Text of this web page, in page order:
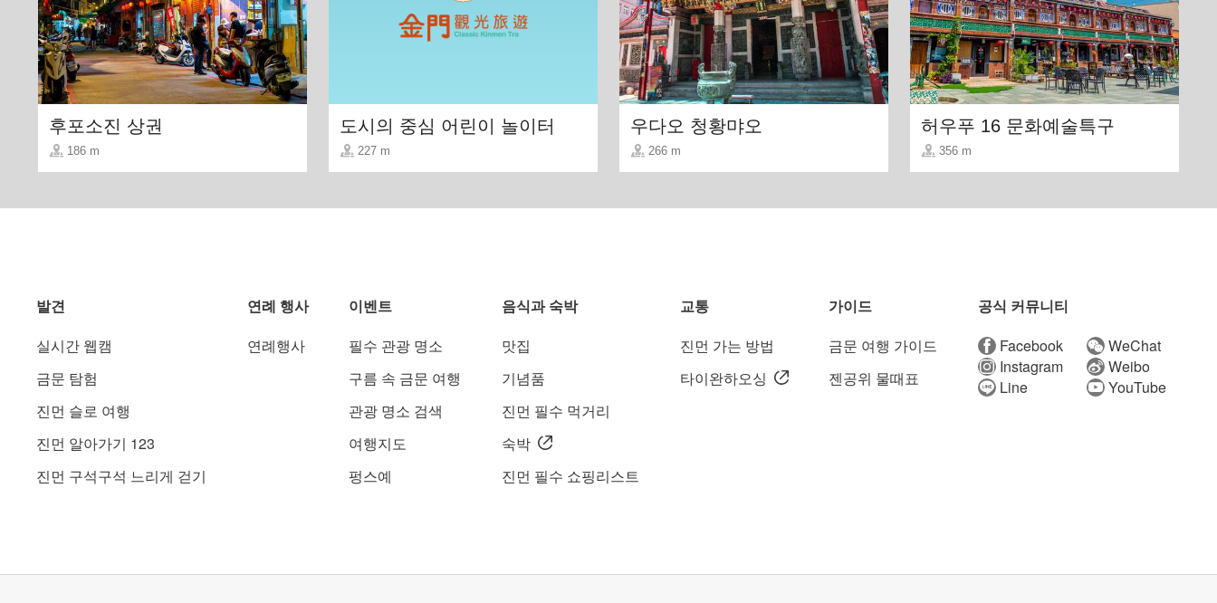
칭뚠 솨뉴궈(맑은 국물의 소고기탕)는 많은 단체여행객들이 꼭 주문하는 메뉴입니다.
홍샤오 뉴진도 상당히 인기있는 추천메뉴중 하나로 꼭 먹어봐야 할 요리입니다.
후포소진 상권
186 m
도시의 중심 어린이 놀이터
227 m
우다오 청황먀오
266 m
허우푸 16 문화예술특구
356 m
발견
실시간 웹캠
금문 탐험
진먼 슬로 여행
진먼 알아가기 123
진먼 구석구석 느리게 걷기
연례 행사
연례행사
이벤트
필수 관광 명소
구름 속 금문 여행
관광 명소 검색
여행지도
펑스예
음식과 숙박
맛집
기념품
진먼 필수 먹거리
숙박
진먼 필수 쇼핑리스트
교통
진먼 가는 방법
타이완하오싱
가이드
금문 여행 가이드
젠공위 물때표
공식 커뮤니티
Facebook
WeChat
Instagram
Weibo
Line
YouTube